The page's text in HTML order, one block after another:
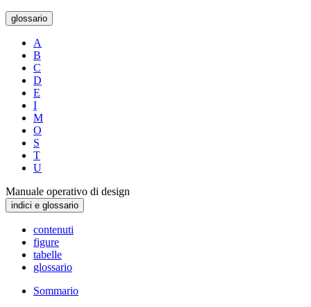
glossario
A
B
C
D
E
I
M
O
S
T
U
Manuale operativo di design
indici e glossario
contenuti
figure
tabelle
glossario
Sommario